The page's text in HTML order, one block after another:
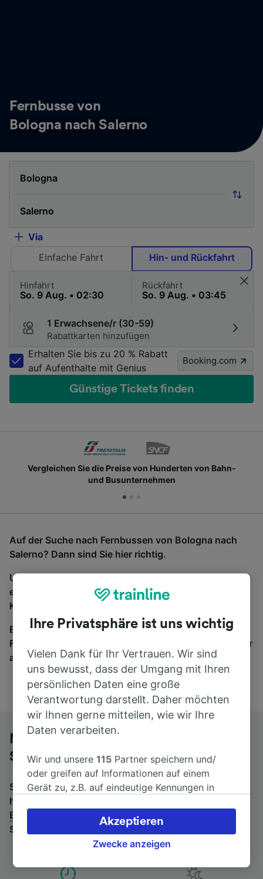
Fernbusse von
Bologna nach Salerno
Via
Einfache Fahrt
Hin- und Rückfahrt
Hinfahrt Rückfahrt
1 Erwachsene/r (30-59)
Rabattkarten hinzufügen
Erhalten Sie bis zu 20 % Rabatt
auf Aufenthalte mit Genius
Booking.com
Günstige Tickets finden
Vergleichen Sie die Preise von Hunderten von Bahn-
und Busunternehmen
Auf der Suche nach Fernbussen von Bologna nach
Salerno? Dann sind Sie hier richtig.
Um Bustickets zu finden, starten Sie einfach oben
eine Suche und wir vergleichen Fahrtzeiten und
Kosten für Bahn- und Busreisen miteinander.
Egal, wohin die Reise geht – starten Sie mit uns.
Finden Sie hier Fahrkarten für Verbindungen von mehr
als 170 Bahn- und Busunternehmen.
Mit dem Fernbus von Bologna nach
Salerno
Suchen Sie nach einem Rückfahrtticket? Dann bitte
hier entlang:
Bologna
Wenn Sie lieber mit dem Zug fahren, prüfen
Sie die
Züge von Bologna bis Salerno
Ihre Privatsphäre ist uns wichtig
Vielen Dank für Ihr Vertrauen. Wir sind
uns bewusst, dass der Umgang mit Ihren
persönlichen Daten eine große
Verantwortung darstellt. Daher möchten
wir Ihnen gerne mitteilen, wie wir Ihre
Daten verarbeiten.
Wir und unsere115 Partner speichern und/
oder greifen auf Informationen auf einem
Gerät zu, z.B. auf eindeutige Kennungen in
verarbeiten. Sie können Ihre Präferenzen
akzeptieren oder verwalten, einschließlich
Ihres Widerspruchsrechts bei berechtigtem
besuchen Sie jederzeit die Seite der
Zwecke anzeigen
Akzeptieren